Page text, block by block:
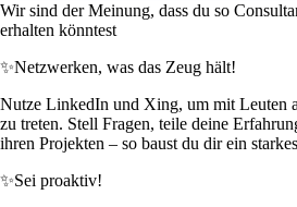
Wir sind der Meinung, dass du so
erhalten könntest
✨Netzwerken, was das Zeug hält!
Nutze LinkedIn und Xing, um mit Leuten
zu treten. Stell Fragen, teile deine
ihren Projekten – so baust du dir ein
✨Sei proaktiv!